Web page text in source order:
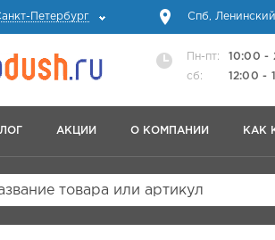
Петербург Спб,
Пн-пт:
10:00 -
сб:
12:00 -
АКЦИИ О КОМПАНИИ КАК
товара или артикул